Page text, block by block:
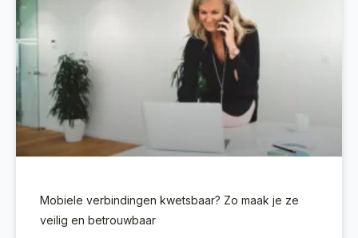
Mobiele verbindingen kwetsbaar? Zo maak je ze
veilig en betrouwbaar